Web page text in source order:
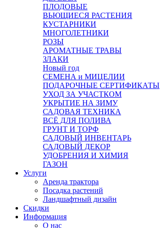
ПЛОДОВЫЕ
ВЬЮЩИЕСЯ РАСТЕНИЯ
КУСТАРНИКИ
МНОГОЛЕТНИКИ
РОЗЫ
АРОМАТНЫЕ ТРАВЫ
ЗЛАКИ
Новый год
СЕМЕНА и МИЦЕЛИИ
ПОДАРОЧНЫЕ СЕРТИФИКАТЫ
УХОД ЗА УЧАСТКОМ
УКРЫТИЕ НА ЗИМУ
САДОВАЯ ТЕХНИКА
ВСЁ ДЛЯ ПОЛИВА
ГРУНТ И ТОРФ
САДОВЫЙ ИНВЕНТАРЬ
САДОВЫЙ ДЕКОР
УДОБРЕНИЯ И ХИМИЯ
ГАЗОН
Услуги
Аренда трактора
Посадка растений
Ландшафтный дизайн
Скидки
Информация
О нас